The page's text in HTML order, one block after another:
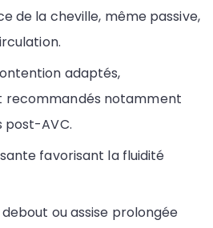
de la cheville, même passive,
adaptés,
recommandés notamment
post-AVC.
favorisant la fluidité
ou assise prolongée